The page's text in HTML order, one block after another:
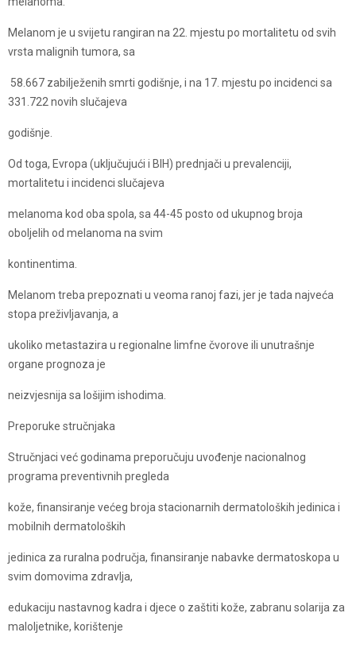
Melanom je u svijetu rangiran na 22. mjestu po mortalitetu od svih
vrsta malignih tumora, sa
58.667 zabilježenih smrti godišnje, i na 17. mjestu po incidenci sa
331.722 novih slučajeva
godišnje.
Od toga, Evropa (uključujući i BIH) prednjači u prevalenciji,
mortalitetu i incidenci slučajeva
melanoma kod oba spola, sa 44-45 posto od ukupnog broja
oboljelih od melanoma na svim
kontinentima.
Melanom treba prepoznati u veoma ranoj fazi, jer je tada najveća
stopa preživljavanja, a
ukoliko metastazira u regionalne limfne čvorove ili unutrašnje
organe prognoza je
neizvjesnija sa lošijim ishodima.
Preporuke stručnjaka
Stručnjaci već godinam​a preporučuju uvođenje nacionalnog
programa preventivnih pregleda
kože, finansiranje većeg broja stacionarnih dermatoloških jedinica i
mobilnih dermatoloških
jedinica za ruralna područja, finansiranje nabavke dermatoskopa u
svim domovima zdravlja,
edukaciju nastavnog kadra i djece o zaštiti kože, zabranu solarija za
maloljetnike, korištenje